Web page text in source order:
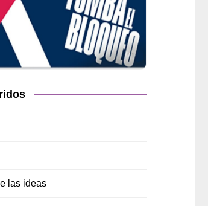
las ideas